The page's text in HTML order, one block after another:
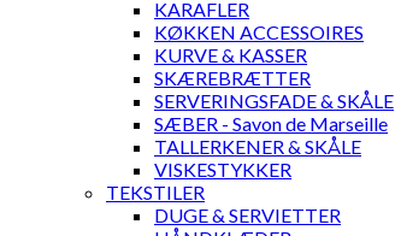
KARAFLER
KØKKEN ACCESSOIRES
KURVE & KASSER
SKÆREBRÆTTER
SERVERINGSFADE & SKÅLE
SÆBER - Savon de Marseille
TALLERKENER & SKÅLE
VISKESTYKKER
TEKSTILER
DUGE & SERVIETTER